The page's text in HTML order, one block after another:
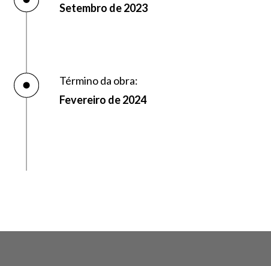
Setembro de 2023
Término da obra:
Fevereiro de 2024